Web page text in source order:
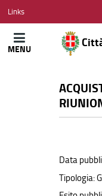
CITTÀ
DI
VICENZA
Links
MENU
Data
Tipologia: